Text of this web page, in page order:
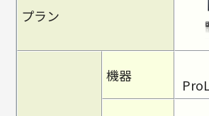
プラン
機器